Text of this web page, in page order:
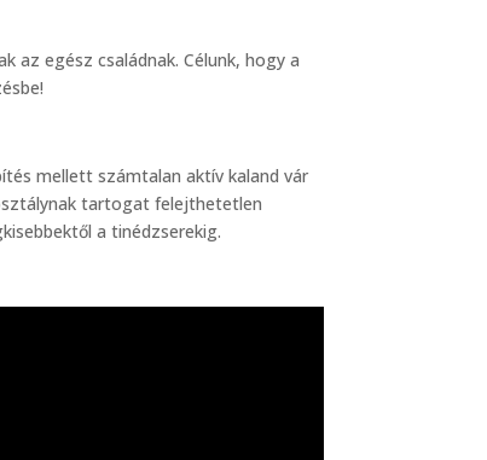
az egész családnak. Célunk, hogy a
mellett számtalan aktív kaland vár
tartogat felejthetetlen
a tinédzserekig.